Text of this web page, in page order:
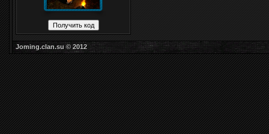
Joming.clan.su © 2012